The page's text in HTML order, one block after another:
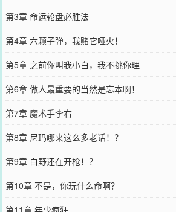
第3章 命运轮盘必胜法
第4章 六颗子弹，我赌它哑火！
第5章 之前你叫我小白，我不挑你理
第6章 做人最重要的当然是忘本啊！
第7章 魔术手李右
第8章 尼玛哪来这么多老话！？
第9章 白野还在开枪！？
第10章 不是，你玩什么命啊？
第11章 年少疯狂